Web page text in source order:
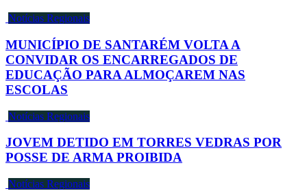
Notícias Regionais
MUNICÍPIO DE SANTARÉM VOLTA A
CONVIDAR OS ENCARREGADOS DE
EDUCAÇÃO PARA ALMOÇAREM NAS
ESCOLAS
Notícias Regionais
JOVEM DETIDO EM TORRES VEDRAS POR
POSSE DE ARMA PROIBIDA
Notícias Regionais